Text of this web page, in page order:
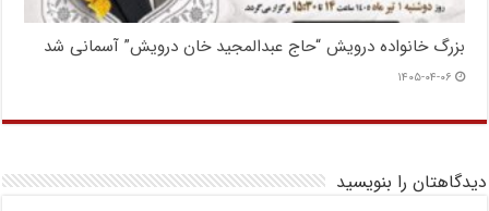
بزرگ خانواده درویش “حاج عبدالمجید خان درویش” آسمانی شد
۱۴۰۵-۰۴-۰۶
دیدگاهتان را بنویسید